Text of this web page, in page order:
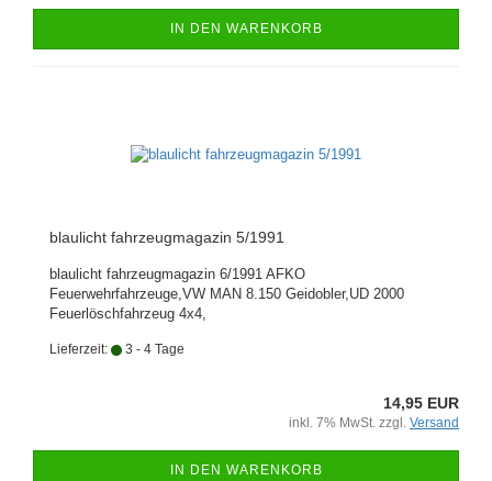
IN DEN WARENKORB
blaulicht fahrzeugmagazin 5/1991
blaulicht fahrzeugmagazin 6/1991 AFKO
Feuerwehrfahrzeuge,VW MAN 8.150 Geidobler,UD 2000
Feuerlöschfahrzeug 4x4,
Lieferzeit: 3 - 4 Tage
14,95 EUR
inkl. 7% MwSt. zzgl. Versand
IN DEN WARENKORB